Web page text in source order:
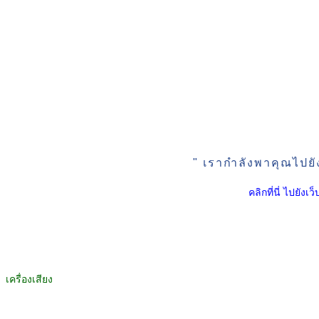
" เรากำลังพาคุณไปยั
คลิกที่นี่ ไปยังเ
เครื่องเสียง